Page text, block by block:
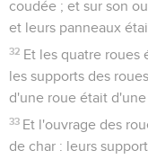
coudée ; et sur son
et leurs panneaux
32 Et les quatre roues
les supports des
d'une roue était
33 Et l'ouvrage des
de char : leurs